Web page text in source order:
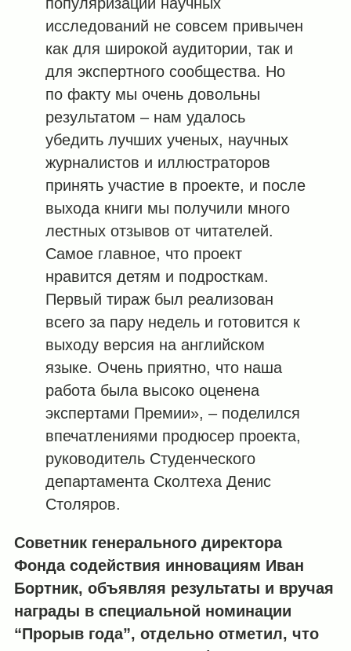
исследований не совсем привычен
как для широкой аудитории, так и
для экспертного сообщества. Но
по факту мы очень довольны
результатом – нам удалось
убедить лучших ученых, научных
журналистов и иллюстраторов
принять участие в проекте, и после
выхода книги мы получили много
лестных отзывов от читателей.
Самое главное, что проект
нравится детям и подросткам.
Первый тираж был реализован
всего за пару недель и готовится к
выходу версия на английском
языке. Очень приятно, что наша
работа была высоко оценена
экспертами Премии», – поделился
впечатлениями продюсер проекта,
руководитель Студенческого
департамента Сколтеха Денис
Столяров.
Советник генерального директора
Фонда содействия инновациям Иван
Бортник, объявляя результаты и вручая
награды в специальной номинации
“Прорыв года”, отдельно отметил, что